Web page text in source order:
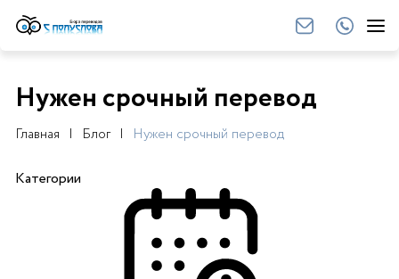
Нужен срочный перевод
Главная Блог Нужен срочный перевод
Категории